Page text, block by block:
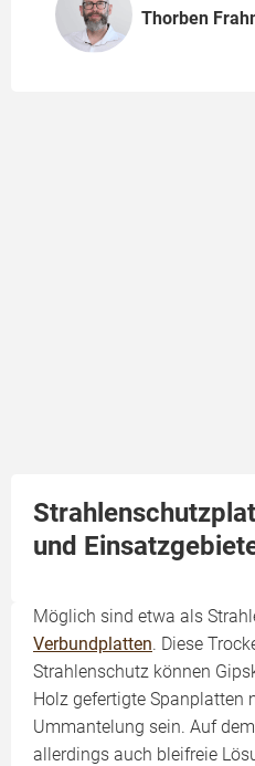
Thorben
und
Möglich sind etwa als
Verbundplatten. Diese
Strahlenschutz können
Holz gefertigte Spanplatten
Ummantelung sein. Auf
allerdings auch bleifreie